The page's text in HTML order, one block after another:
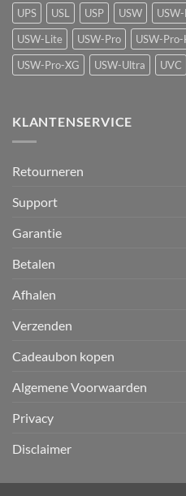
UPS
USL USP USW
USW-Lite
USW-Pro USW-
USW-Pro-XG
USW-Ultra UVC
KLANTENSERVICE
Retourneren
Support
Garantie
Betalen
Afhalen
Verzenden
Cadeaubon kopen
Algemene Voorwaarden
Privacy
Disclaimer